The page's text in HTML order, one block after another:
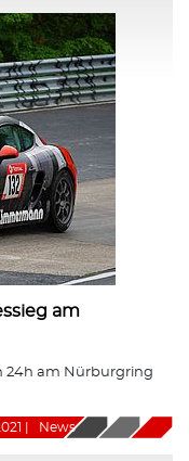
am
24h am Nürburgring
News